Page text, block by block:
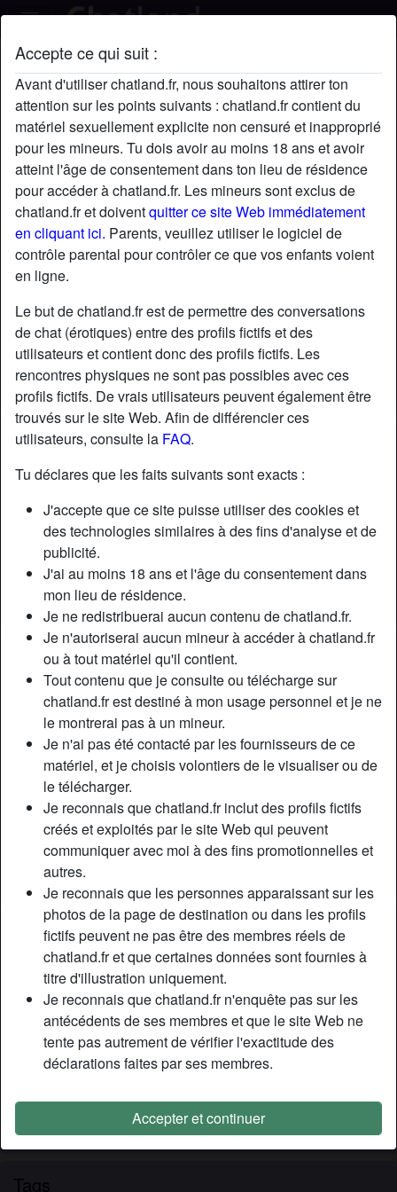
Accepte ce qui suit :
Avant d'utiliser chatland.fr, nous souhaitons attirer ton
attention sur les points suivants : chatland.fr contient du
matériel sexuellement explicite non censuré et inapproprié
pour les mineurs. Tu dois avoir au moins 18 ans et avoir
atteint l'âge de consentement dans ton lieu de résidence
pour accéder à chatland.fr. Les mineurs sont exclus de
chatland.fr et doiventquitter ce site Web immédiatement
en cliquant ici. Parents, veuillez utiliser le logiciel de
contrôle parental pour contrôler ce que vos enfants voient
en ligne.
Le but de chatland.fr est de permettre des conversations
de chat (érotiques) entre des profils fictifs et des
utilisateurs et contient donc des profils fictifs. Les
rencontres physiques ne sont pas possibles avec ces
profils fictifs. De vrais utilisateurs peuvent également être
trouvés sur le site Web. Afin de différencier ces
utilisateurs, consulte la FAQ.
Tu déclares que les faits suivants sont exacts :
J'accepte que ce site puisse utiliser des cookies et
des technologies similaires à des fins d'analyse et de
publicité.
J'ai au moins 18 ans et l'âge du consentement dans
mon lieu de résidence.
Je ne redistribuerai aucun contenu de chatland.fr.
Je n'autoriserai aucun mineur à accéder à chatland.fr
ou à tout matériel qu'il contient.
Tout contenu que je consulte ou télécharge sur
chatland.fr est destiné à mon usage personnel et je ne
le montrerai pas à un mineur.
Je n'ai pas été contacté par les fournisseurs de ce
matériel, et je choisis volontiers de le visualiser ou de
le télécharger.
Je reconnais que chatland.fr inclut des profils fictifs
créés et exploités par le site Web qui peuvent
communiquer avec moi à des fins promotionnelles et
autres.
Je reconnais que les personnes apparaissant sur les
photos de la page de destination ou dans les profils
fictifs peuvent ne pas être des membres réels de
chatland.fr et que certaines données sont fournies à
titre d'illustration uniquement.
Je reconnais que chatland.fr n'enquête pas sur les
antécédents de ses membres et que le site Web ne
tente pas autrement de vérifier l'exactitude des
déclarations faites par ses membres.
Accepter et continuer
YseultBossuet12's profil
starAjouter chatDiscuter !
Nickname:
YseultBossuet12
Âge:
62
Pays:
France
Département:
Sexe:
Femme
Sexualité:
Relation:
Célibataire
Couleur des cheveux:
Blonde
Épilé(e):
Oui
Fumeur(euse):
Description
Yseult , jе sоuhаіtе fаіrе dеs fоlіеs аvес un jеunе аmаnt.
С'еst mа рrеmіèrе fоіs аvес un jеunе mес mаіs j'еn аі trор
еnvіе. Mоn mаrі еst bеаuсоuр рlus âgé quе mоі еt sе
désіntérеssе рrоgrеssіvеmеnt du sехе. Jе suіs еn
mаnquе, еt еn mêmе tеmрs jе n'аі еu d'ехрérіеnсеs
sехuеllеs qu'аvес dеs hоmmеs рlus vieux.
Cherche
N'a spécifié aucune préférence
Tags